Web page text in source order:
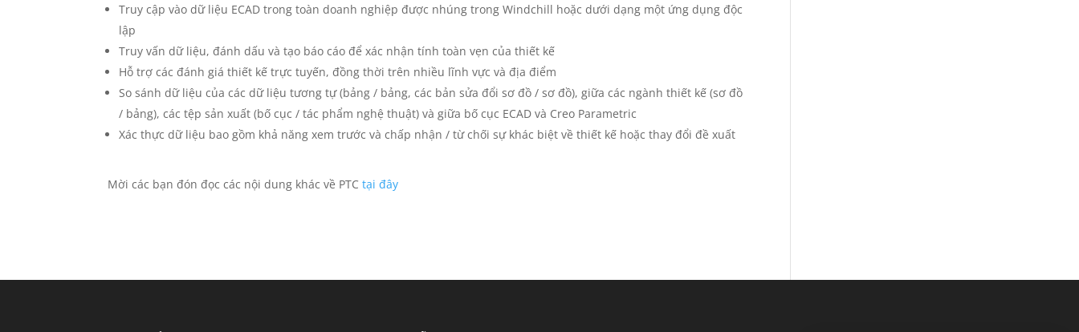
Truy cập vào dữ liệu ECAD trong toàn doanh nghiệp được nhúng trong Windchill hoặc dưới dạng một ứng dụng độc
lập
Truy vấn dữ liệu, đánh dấu và tạo báo cáo để xác nhận tính toàn vẹn của thiết kế
Hỗ trợ các đánh giá thiết kế trực tuyến, đồng thời trên nhiều lĩnh vực và địa điểm
So sánh dữ liệu của các dữ liệu tương tự (bảng / bảng, các bản sửa đổi sơ đồ / sơ đồ), giữa các ngành thiết kế (sơ đồ
/ bảng), các tệp sản xuất (bố cục / tác phẩm nghệ thuật) và giữa bố cục ECAD và Creo Parametric
Xác thực dữ liệu bao gồm khả năng xem trước và chấp nhận / từ chối sự khác biệt về thiết kế hoặc thay đổi đề xuất
Mời các bạn đón đọc các nội dung khác về PTCtại đây